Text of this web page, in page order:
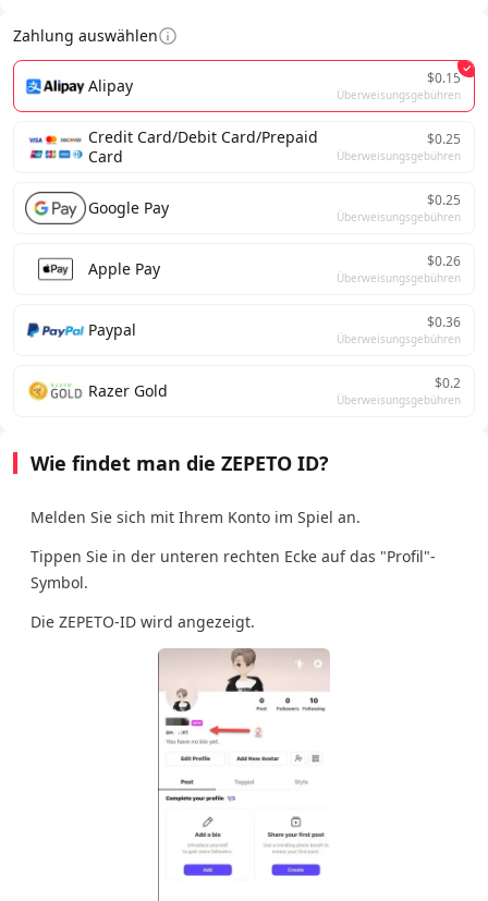
Zahlung auswählen
Alipay $0.15
Überweisungsgebühren
Credit Card/Debit Card/Prepaid
Card
$0.25
Überweisungsgebühren
Google Pay $0.25
Überweisungsgebühren
Apple Pay $0.26
Überweisungsgebühren
Paypal $0.36
Überweisungsgebühren
Razer Gold $0.2
Überweisungsgebühren
Wie findet man die ZEPETO ID?
Melden Sie sich mit Ihrem Konto im Spiel an.
Tippen Sie in der unteren rechten Ecke auf das "Profil"-
Symbol.
Die ZEPETO-ID wird angezeigt.